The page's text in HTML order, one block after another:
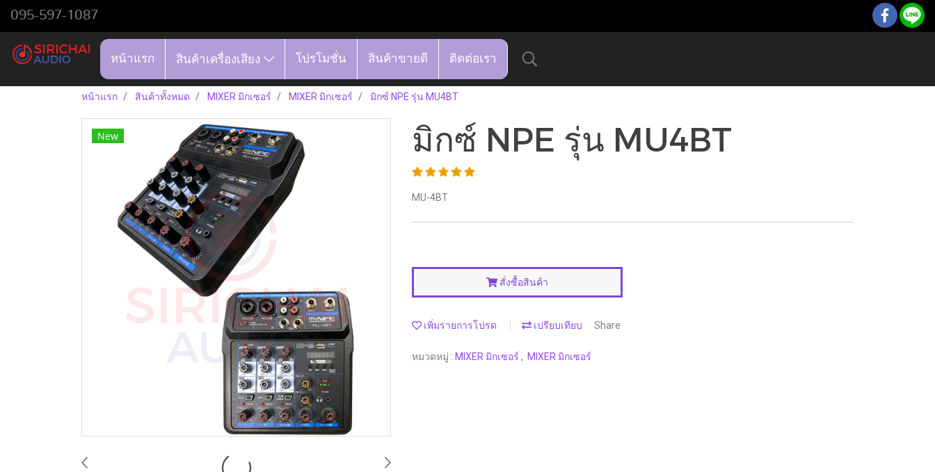
095-597-1087
หน้าแรก สินค้าเครื่องเสียง โปรโมชั่น สินค้าขายดี ติดต่อเรา
หน้าแรก สินค้าทั้งหมด MIXER มิกเซอร์ MIXER มิกเซอร์ มิกซ์ NPE รุ่น MU4BT
New มิกซ์ NPE รุ่น MU4BT
MU-4BT
สั่งซื้อสินค้า
เพิ่มรายการโปรด เปรียบเทียบ Share
หมวดหมู่ : MIXER มิกเซอร์ , MIXER มิกเซอร์